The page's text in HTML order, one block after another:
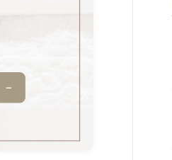
えセッション